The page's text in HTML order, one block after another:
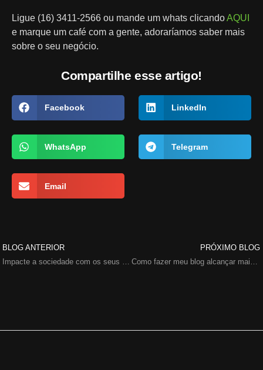
Ligue (16) 3411-2566 ou mande um whats clicandoAQUI
e marque um café com a gente, adoraríamos saber mais
sobre o seu negócio.
Compartilhe esse artigo!
Facebook LinkedIn
WhatsApp Telegram
Email
BLOG ANTERIOR
Impacte a sociedade com os seus projetos!
PRÓXIMO BLOG
Como fazer meu blog alcançar mais pessoas?